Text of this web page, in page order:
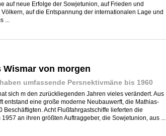
auf neue Erfolge der Sowjetunion, auf Frieden und
auf die Entspannung der internationalen Lage und
...
von morgen
umfassende Persnektivmäne bis 1960
sich m den zurückliegenden Jahren vieles verändert. Aus
entstand eine große moderne Neubauwerft, die Mathias-
Beschäftigten. Acht Flußfahrgastschiffe lieferten die
an ihren größten Auftraggeber, die Sowjetunion, aus ...